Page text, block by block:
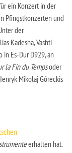
ein Konzert in der
Pfingstkonzerten und
der
Kadesha, Vashti
Es-Dur D929, an
la Fin du Tempsoder
Mikolaj Góreckis
erhalten hat.